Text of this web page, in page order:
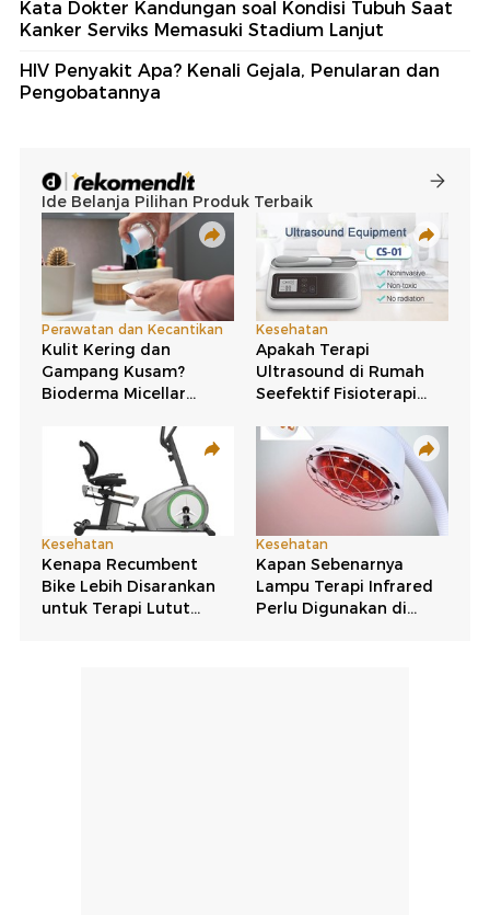
Kata Dokter Kandungan soal Kondisi Tubuh Saat
Kanker Serviks Memasuki Stadium Lanjut
HIV Penyakit Apa? Kenali Gejala, Penularan dan
Pengobatannya